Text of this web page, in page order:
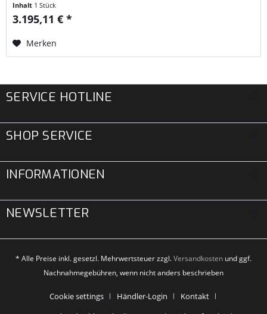
ersetzt die Original-OPF (Steuergeräteprogrammierung ist
derzeit erforderlich). 3195,11 Euro LVL02FE12303007 Set...
Inhalt 1 Stück
3.195,11 € *
Merken
SERVICE HOTLINE
SHOP SERVICE
INFORMATIONEN
NEWSLETTER
* Alle Preise inkl. gesetzl. Mehrwertsteuer zzgl.Versandkosten und ggf.
Nachnahmegebühren, wenn nicht anders beschrieben
Cookie settings Händler-Login
Kontakt